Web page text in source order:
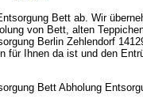
Bett ab. Wir
von Bett, alten
Berlin Zehlendorf
für Ihnen da ist und den
Bett Abholung